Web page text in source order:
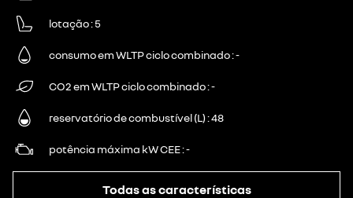
lotação 5
consumo em WLTP ciclo combinado -
CO2 em WLTP ciclo combinado -
reservatório de combustível (L) 48
potência máxima kW CEE -
Todas as características